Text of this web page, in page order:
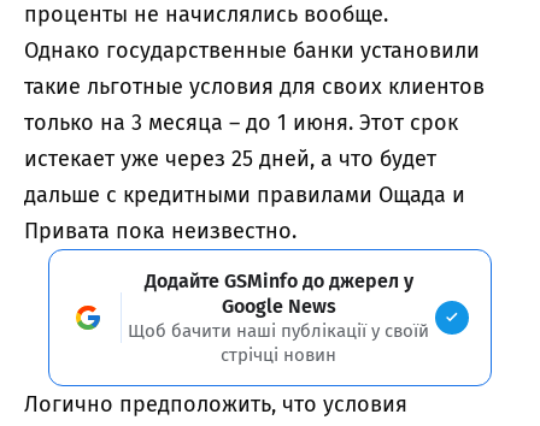
проценты не начислялись вообще.
Однако государственные банки установили
такие льготные условия для своих клиентов
только на 3 месяца – до 1 июня. Этот срок
истекает уже через 25 дней, а что будет
дальше с кредитными правилами Ощада и
Привата пока неизвестно.
Додайте GSMinfo до джерел у
Google News
Щоб бачити наші публікації у своїй
стрічці новин
Логично предположить, что условия